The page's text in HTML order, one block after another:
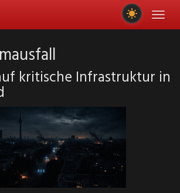
kritische Infrastruktur in